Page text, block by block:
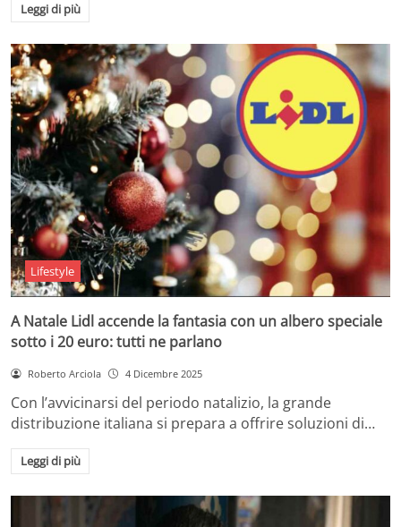
Leggi di più
Lifestyle
A Natale Lidl accende la fantasia con un albero speciale
sotto i 20 euro: tutti ne parlano
Roberto Arciola 4 Dicembre 2025
Con l’avvicinarsi del periodo natalizio, la grande
distribuzione italiana si prepara a offrire soluzioni di…
Leggi di più